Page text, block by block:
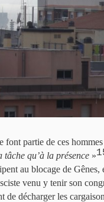
font partie de ces
tâche qu’à la présence »
au blocage de Gênes,
venu y tenir son
décharger les